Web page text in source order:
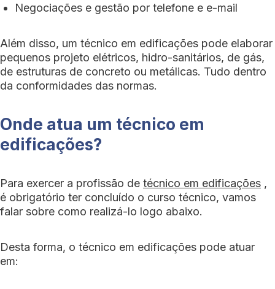
Negociações e gestão por telefone e e-mail
Além disso, um técnico em edificações pode elaborar
pequenos projeto elétricos, hidro-sanitários, de gás,
de estruturas de concreto ou metálicas. Tudo dentro
da conformidades das normas.
Onde atua um técnico em
edificações?
Para exercer a profissão de técnico em edificações ,
é obrigatório ter concluído o curso técnico, vamos
falar sobre como realizá-lo logo abaixo.
Desta forma, o técnico em edificações pode atuar
em: